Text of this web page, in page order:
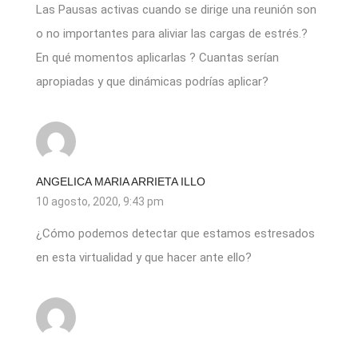
Las Pausas activas cuando se dirige una reunión son
o no importantes para aliviar las cargas de estrés.?
En qué momentos aplicarlas ? Cuantas serían
apropiadas y que dinámicas podrías aplicar?
ANGELICA MARIA ARRIETA ILLO
10 agosto, 2020, 9:43 pm
¿Cómo podemos detectar que estamos estresados
en esta virtualidad y que hacer ante ello?